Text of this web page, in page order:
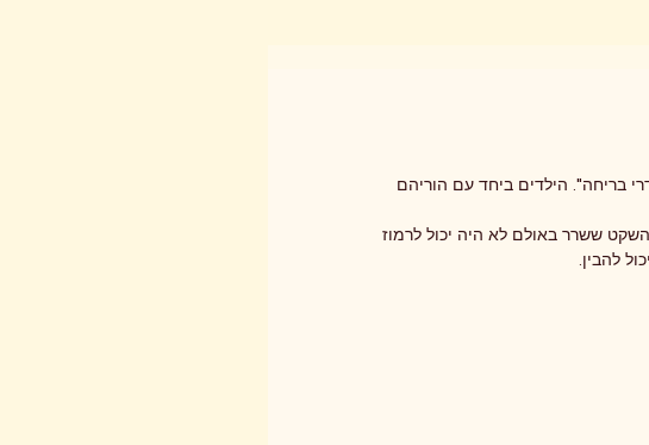
בריחה". הילדים ביחד עם הוריהם
בפעילות חווייתית ומאתגרת כאחד. בפעילות השתתפו כ- 60 איש והשקט ששרר באולם לא היה יכול לרמוז
להבין.